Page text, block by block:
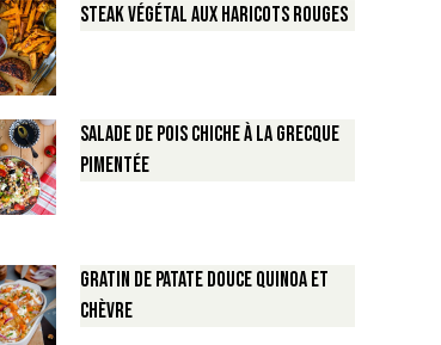
Steak végétal aux haricots rouges
Salade de Pois chiche à la Grecque
pimentée
Gratin de Patate douce Quinoa et
Chèvre